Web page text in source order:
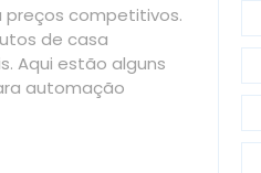
preços competitivos.
de casa
Aqui estão alguns
automação